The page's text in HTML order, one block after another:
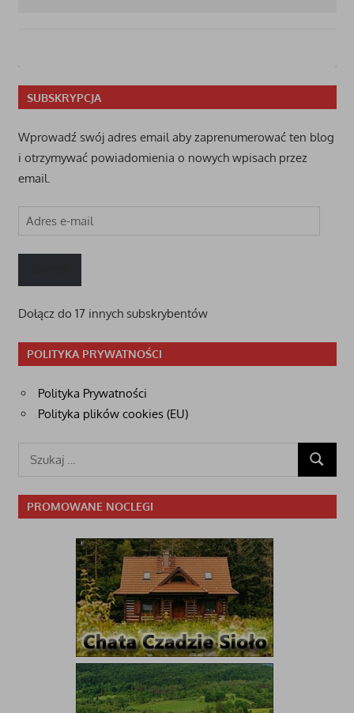
SUBSKRYPCJA
Wprowadź swój adres email aby zaprenumerować ten blog
i otrzymywać powiadomienia o nowych wpisach przez
email.
Adres
mail
Dołącz do 17 innych subskrybentów
POLITYKA PRYWATNOŚCI
Polityka Prywatności
Polityka plików cookies (EU)
SZUKAJ
PROMOWANE NOCLEGI